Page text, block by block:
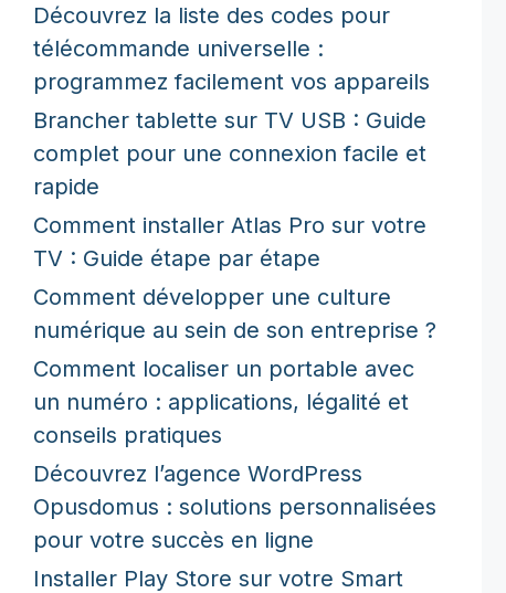
Découvrez la liste des codes pour
télécommande universelle :
programmez facilement vos appareils
Brancher tablette sur TV USB : Guide
complet pour une connexion facile et
rapide
Comment installer Atlas Pro sur votre
TV : Guide étape par étape
Comment développer une culture
numérique au sein de son entreprise ?
Comment localiser un portable avec
un numéro : applications, légalité et
conseils pratiques
Découvrez l’agence WordPress
Opusdomus : solutions personnalisées
pour votre succès en ligne
Installer Play Store sur votre Smart